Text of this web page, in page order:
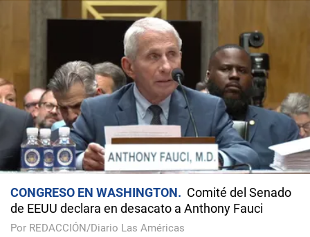
CONGRESO EN WASHINGTON
Comité del Senado
de EEUU declara en desacato a Anthony Fauci
Por REDACCIÓN/Diario Las Américas